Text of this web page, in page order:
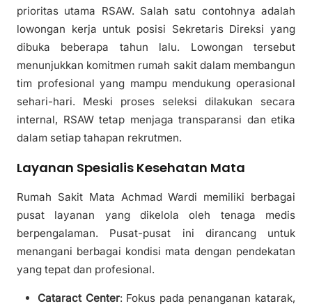
prioritas utama RSAW. Salah satu contohnya adalah
lowongan kerja untuk posisi Sekretaris Direksi yang
dibuka beberapa tahun lalu. Lowongan tersebut
menunjukkan komitmen rumah sakit dalam membangun
tim profesional yang mampu mendukung operasional
sehari-hari. Meski proses seleksi dilakukan secara
internal, RSAW tetap menjaga transparansi dan etika
dalam setiap tahapan rekrutmen.
Layanan Spesialis Kesehatan Mata
Rumah Sakit Mata Achmad Wardi memiliki berbagai
pusat layanan yang dikelola oleh tenaga medis
berpengalaman. Pusat-pusat ini dirancang untuk
menangani berbagai kondisi mata dengan pendekatan
yang tepat dan profesional.
Cataract Center: Fokus pada penanganan katarak,